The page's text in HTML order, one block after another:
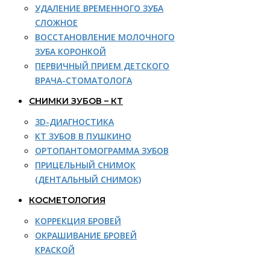
УДАЛЕНИЕ ВРЕМЕННОГО ЗУБА
СЛОЖНОЕ
ВОССТАНОВЛЕНИЕ МОЛОЧНОГО
ЗУБА КОРОНКОЙ
ПЕРВИЧНЫЙ ПРИЕМ ДЕТСКОГО
ВРАЧА-СТОМАТОЛОГА
СНИМКИ ЗУБОВ – КТ
3D-ДИАГНОСТИКА
КТ ЗУБОВ В ПУШКИНО
ОРТОПАНТОМОГРАММА ЗУБОВ
ПРИЦЕЛЬНЫЙ СНИМОК
(ДЕНТАЛЬНЫЙ СНИМОК)
КОСМЕТОЛОГИЯ
КОРРЕКЦИЯ БРОВЕЙ
ОКРАШИВАНИЕ БРОВЕЙ
КРАСКОЙ